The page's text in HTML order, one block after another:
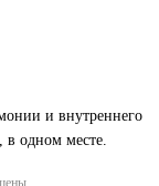
и внутреннего
в одном месте.